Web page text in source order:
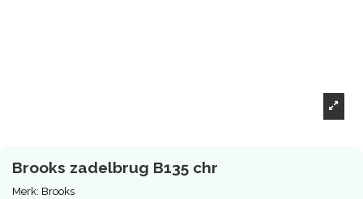
Brooks zadelbrug B135 chr
Merk: Brooks